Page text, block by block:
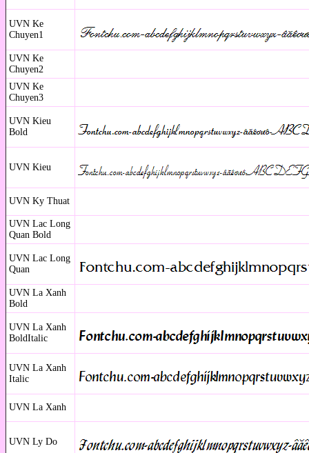
UVN Ke
Chuyen1
UVN Ke
Chuyen2
UVN Ke
Chuyen3
UVN Kieu
Bold
UVN Kieu
UVN Ky Thuat
UVN Lac Long
Quan Bold
UVN Lac Long
Quan
UVN La Xanh
Bold
UVN La Xanh
BoldItalic
UVN La Xanh
Italic
UVN La Xanh
UVN Ly Do